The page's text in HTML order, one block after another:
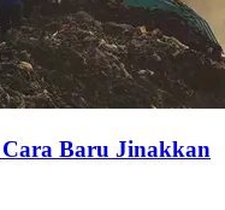
Cara Baru Jinakkan